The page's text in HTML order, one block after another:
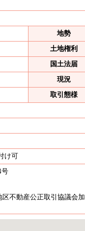
地勢
土地権利
国土法届
現況
取引態様
け可
不動産公正取引協議会